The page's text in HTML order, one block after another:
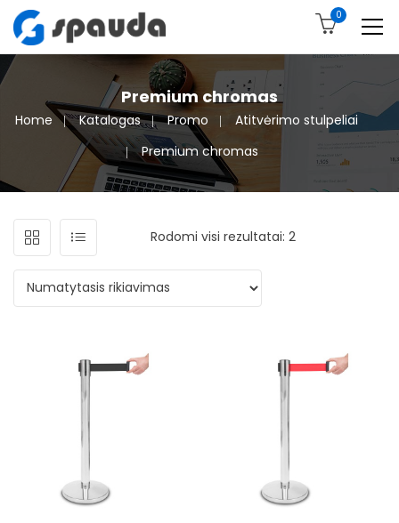
0
Premium chromas
Home Katalogas Promo
Atitvėrimo stulpeliai
Premium chromas
Rodomi visi rezultatai: 2